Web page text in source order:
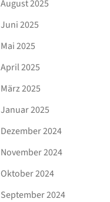
August 2025
Juni 2025
Mai 2025
April 2025
März 2025
Januar 2025
Dezember 2024
November 2024
Oktober 2024
September 2024